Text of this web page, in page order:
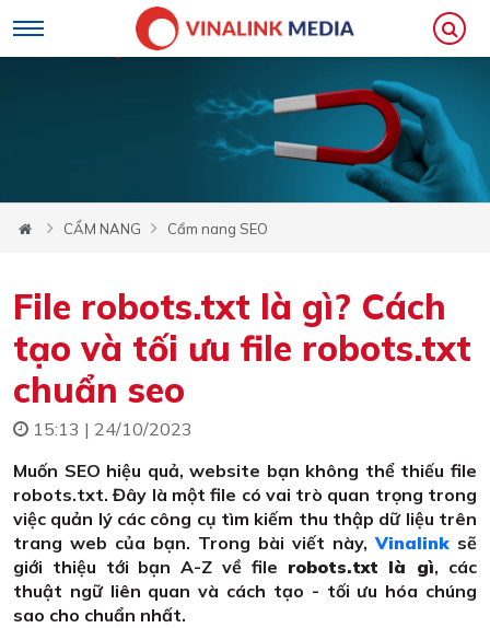
CẨM NANG Cẩm nang SEO
File robots.txt là gì? Cách
tạo và tối ưu file robots.txt
chuẩn seo
15:13 | 24/10/2023
Muốn SEO hiệu quả, website bạn không thể thiếu file
robots.txt. Đây là một file có vai trò quan trọng trong
việc quản lý các công cụ tìm kiếm thu thập dữ liệu trên
trang web của bạn. Trong bài viết này,Vinalink sẽ
giới thiệu tới bạn A-Z về file robots.txt là gì, các
thuật ngữ liên quan và cách tạo - tối ưu hóa chúng
sao cho chuẩn nhất.